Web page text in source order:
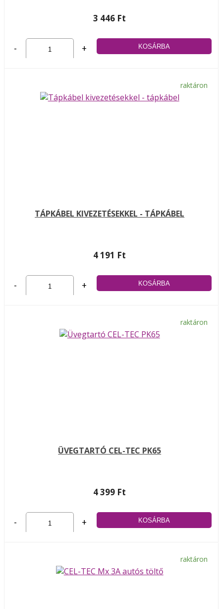
3 446 Ft
- +
raktáron
TÁPKÁBEL KIVEZETÉSEKKEL - TÁPKÁBEL
4 191 Ft
- +
raktáron
ÜVEGTARTÓ CEL-TEC PK65
4 399 Ft
- +
raktáron